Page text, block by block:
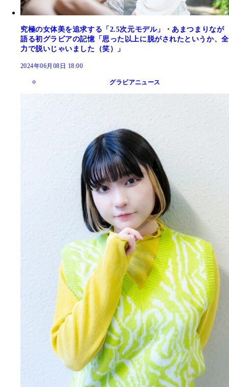
究極の女体美を追求する「2.5次元モデル」・あまつまりなが
語る初グラビアの記憶「思った以上に脱がされたというか、全
力で脱いじゃいました（笑）」
2024年06月08日 18:00
グラビアニュース